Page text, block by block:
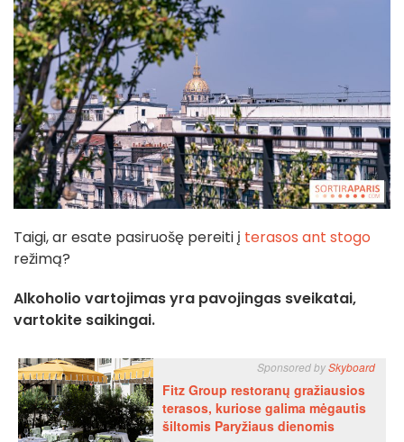
Taigi, ar esate pasiruošę pereiti į terasos ant stogo
režimą?
Alkoholio vartojimas yra pavojingas sveikatai,
vartokite saikingai.